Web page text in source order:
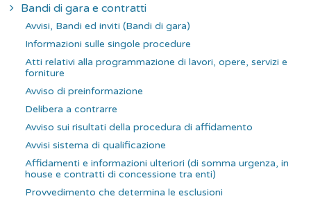
Bandi di gara e contratti
Avvisi, Bandi ed inviti (Bandi di gara)
Informazioni sulle singole procedure
Atti relativi alla programmazione di lavori, opere, servizi e
forniture
Avviso di preinformazione
Delibera a contrarre
Avviso sui risultati della procedura di affidamento
Avvisi sistema di qualificazione
Affidamenti e informazioni ulteriori (di somma urgenza, in
house e contratti di concessione tra enti)
Provvedimento che determina le esclusioni